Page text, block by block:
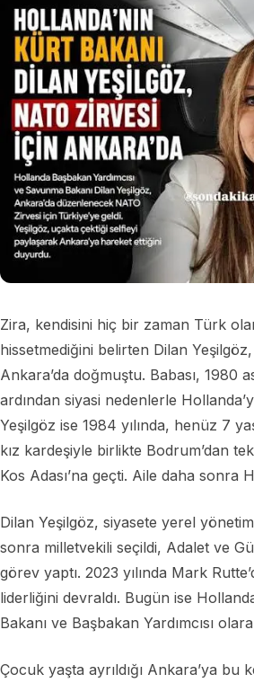
Zira, kendisini hiç bir zaman Türk
hissetmediğini belirten Dilan Yeşilgöz,
Ankara’da doğmuştu. Babası, 1980
ardından siyasi nedenlerle
Yeşilgöz ise 1984 yılında, henüz 7
kız kardeşiyle birlikte Bodrum’dan
Kos Adası’na geçti. Aile daha sonra
Dilan Yeşilgöz, siyasete yerel
sonra milletvekili seçildi, Adalet ve
görev yaptı. 2023 yılında Mark
liderliğini devraldı. Bugün ise
Bakanı ve Başbakan Yardımcısı
Çocuk yaşta ayrıldığı Ankara’ya bu